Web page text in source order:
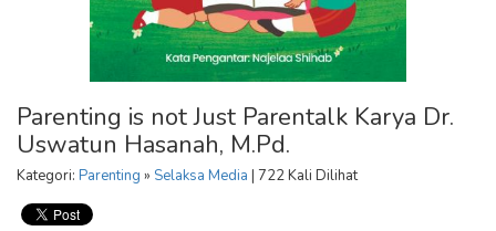
Parenting is not Just Parentalk Karya Dr.
Uswatun Hasanah, M.Pd.
Kategori: Parenting » Selaksa Media | 722 Kali Dilihat